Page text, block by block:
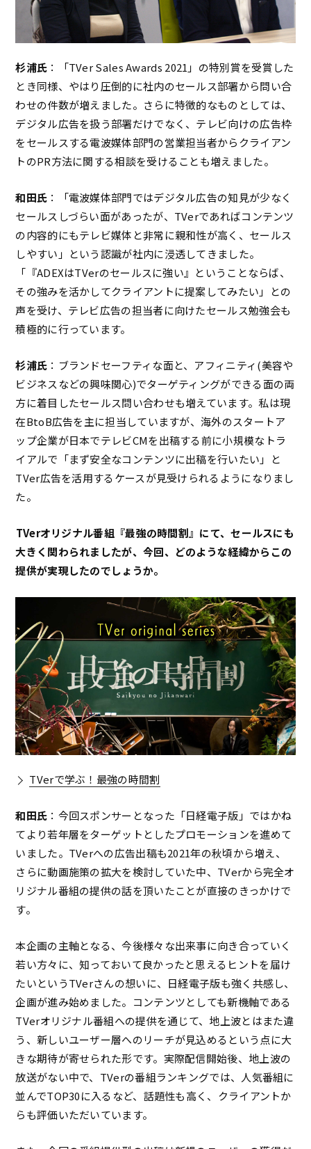
杉浦氏 ：「TVer Sales Awards 2021」の特別賞を受賞した
とき同様、やはり圧倒的に社内のセールス部署から問い合
わせの件数が増えました。さらに特徴的なものとしては、
デジタル広告を扱う部署だけでなく、テレビ向けの広告枠
をセールスする電波媒体部門の営業担当者からクライアン
トのPR方法に関する相談を受けることも増えました。
和田氏 ：「電波媒体部門ではデジタル広告の知見が少なく
セールスしづらい面があったが、TVerであればコンテンツ
の内容的にもテレビ媒体と非常に親和性が高く、セールス
しやすい」という認識が社内に浸透してきました。
「『ADEXはTVerのセールスに強い』ということならば、
その強みを活かしてクライアントに提案してみたい」との
声を受け、テレビ広告の担当者に向けたセールス勉強会も
積極的に行っています。
杉浦氏 ：ブランドセーフティな面と、アフィニティ(美容や
ビジネスなどの興味関心)でターゲティングができる面の両
方に着目したセールス問い合わせも増えています。私は現
在BtoB広告を主に担当していますが、海外のスタートア
ップ企業が日本でテレビCMを出稿する前に小規模なトラ
イアルで「まず安全なコンテンツに出稿を行いたい」と
TVer広告を活用するケースが見受けられるようになりまし
た。
――TVerオリジナル番組『最強の時間割』にて、セールスにも
大きく関わられましたが、今回、どのような経緯からこの
提供が実現したのでしょうか。
TVerで学ぶ！最強の時間割
和田氏 ：今回スポンサーとなった「日経電子版」ではかね
てより若年層をターゲットとしたプロモーションを進めて
いました。TVerへの広告出稿も2021年の秋頃から増え、
さらに動画施策の拡大を検討していた中、TVerから完全オ
リジナル番組の提供の話を頂いたことが直接のきっかけで
す。
本企画の主軸となる、今後様々な出来事に向き合っていく
若い方々に、知っておいて良かったと思えるヒントを届け
たいというTVerさんの想いに、日経電子版も強く共感し、
企画が進み始めました。コンテンツとしても新機軸である
TVerオリジナル番組への提供を通じて、地上波とはまた違
う、新しいユーザー層へのリーチが見込めるという点に大
きな期待が寄せられた形です。実際配信開始後、地上波の
放送がない中で、TVerの番組ランキングでは、人気番組に
並んでTOP30に入るなど、話題性も高く、クライアントか
らも評価いただいています。